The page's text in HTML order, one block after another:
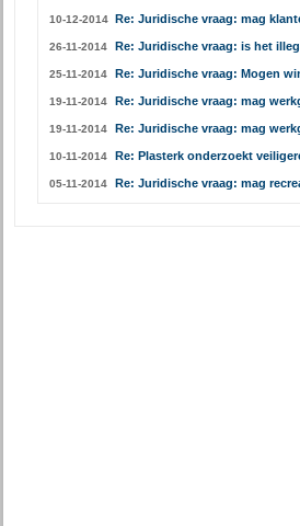
10-12-2014 Re: Juridische vraag: mag
26-11-2014 Re: Juridische vraag: is het
25-11-2014 Re: Juridische vraag: Mogen
19-11-2014 Re: Juridische vraag: mag
19-11-2014 Re: Juridische vraag: mag
10-11-2014 Re: Plasterk onderzoekt
05-11-2014 Re: Juridische vraag: mag